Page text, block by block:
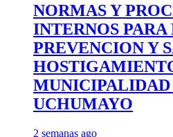
NORMAS Y
INTERNOS PARA
PREVENCION Y
UCHUMAYO
2 semanas ago